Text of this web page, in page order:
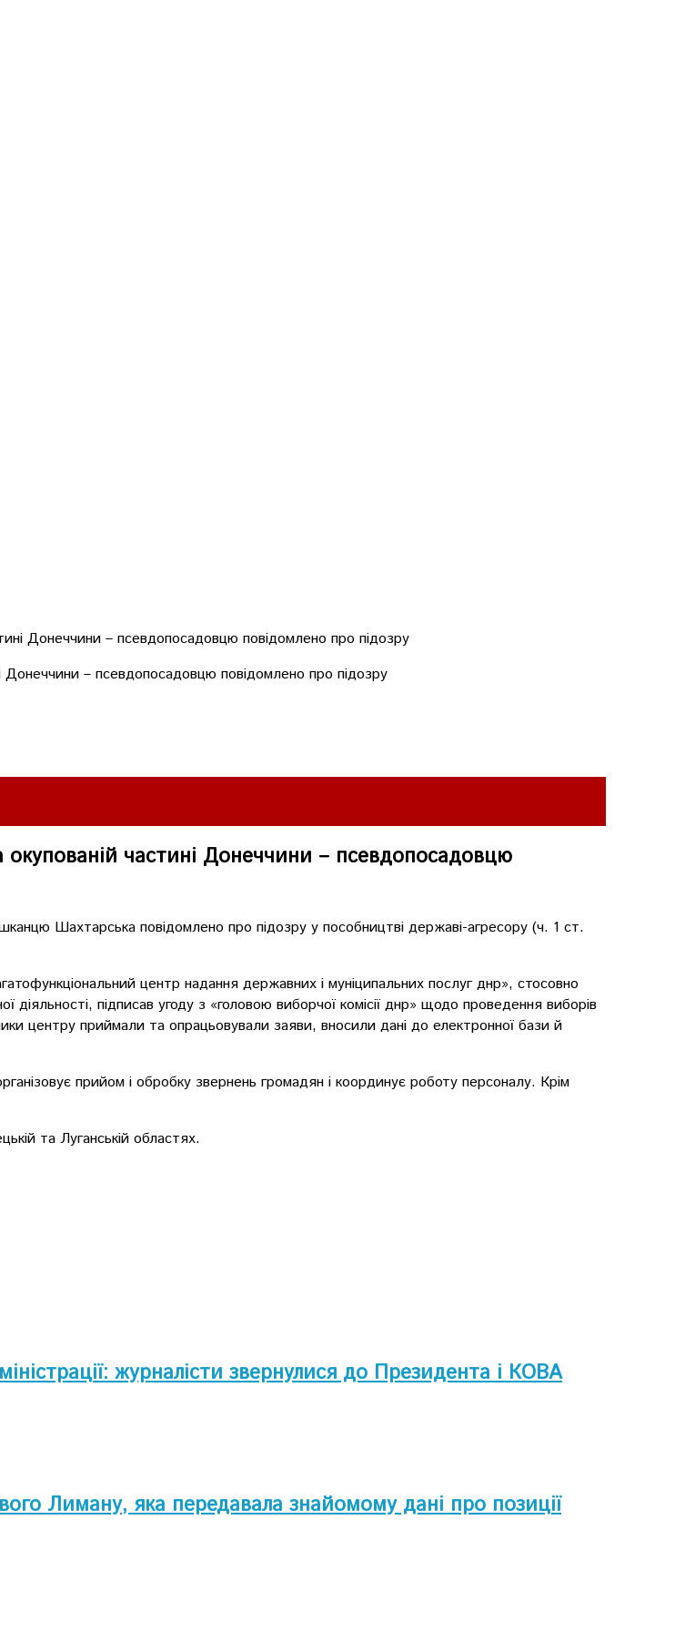
Донеччини – псевдопосадовцю повідомлено про підозру
частині Донеччини – псевдопосадовцю
Шахтарська повідомлено про підозру у пособництві державі-агресору (ч. 1 ст.
центр надання державних і муніципальних послуг днр», стосовно
підписав угоду з «головою виборчої комісії днр» щодо проведення виборів
центру приймали та опрацьовували заяви, вносили дані до електронної бази й
прийом і обробку звернень громадян і координує роботу персоналу. Крім
та Луганській областях.
журналісти звернулися до Президента і КОВА
Лиману, яка передавала знайомому дані про позиції